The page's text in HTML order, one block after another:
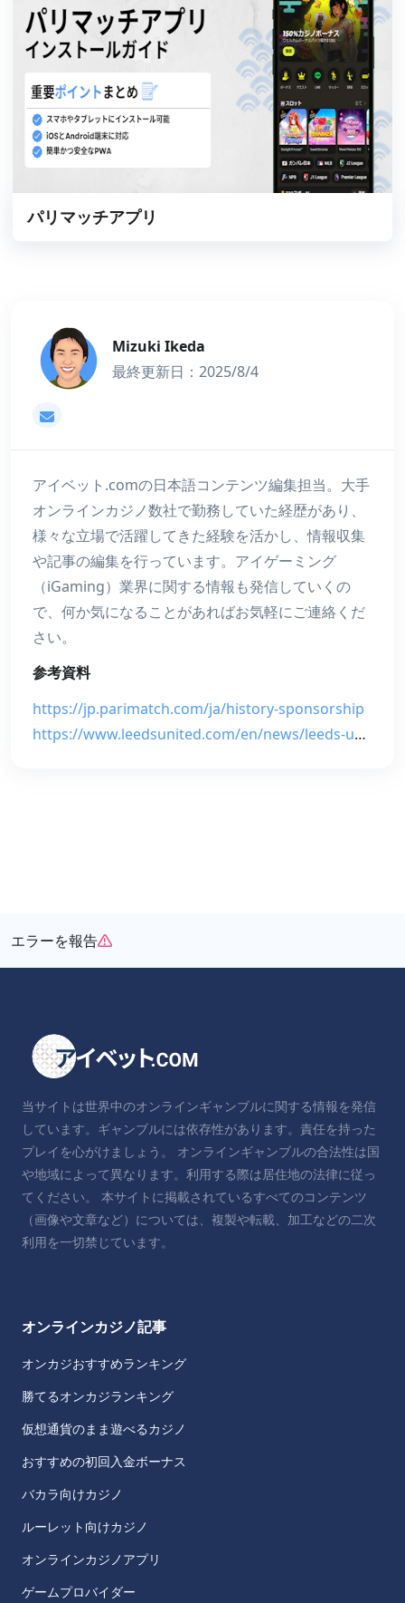
パリマッチアプリ
Mizuki Ikeda
最終更新日：2025/8/4
アイベット.comの日本語コンテンツ編集担当。大手
オンラインカジノ数社で勤務していた経歴があり、
様々な立場で活躍してきた経験を活かし、情報収集
や記事の編集を行っています。アイゲーミング
（iGaming）業界に関する情報も発信していくの
で、何か気になることがあればお気軽にご連絡くだ
さい。
参考資料
https://jp.parimatch.com/ja/history-sponsorship
https://www.leedsunited.com/en/news/leeds-united-announce-new-sleeve-partnership-with-parimatch
エラーを報告
当サイトは世界中のオンラインギャンブルに関する情報を発信
しています。ギャンブルには依存性があります。責任を持った
プレイを心がけましょう。 オンラインギャンブルの合法性は国
や地域によって異なります。利用する際は居住地の法律に従っ
てください。 本サイトに掲載されているすべてのコンテンツ
（画像や文章など）については、複製や転載、加工などの二次
利用を一切禁じています。
オンラインカジノ記事
オンカジおすすめランキング
勝てるオンカジランキング
仮想通貨のまま遊べるカジノ
おすすめの初回入金ボーナス
バカラ向けカジノ
ルーレット向けカジノ
オンラインカジノアプリ
ゲームプロバイダー